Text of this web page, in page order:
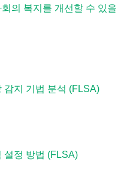
의 복지를 개선할 수 있을
감지 기법 분석 (FLSA)
설정 방법 (FLSA)